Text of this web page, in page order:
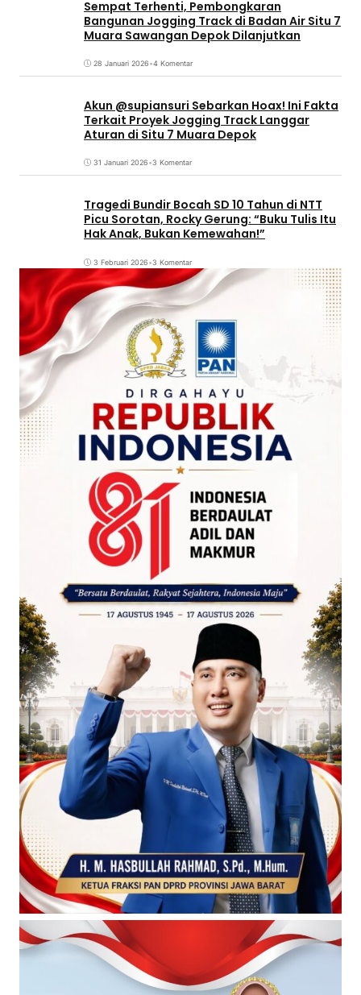
Sempat Terhenti, Pembongkaran
Bangunan Jogging Track di Badan Air Situ 7
Muara Sawangan Depok Dilanjutkan
28 Januari 2026•4 Komentar
Akun @supiansuri Sebarkan Hoax! Ini Fakta
Terkait Proyek Jogging Track Langgar
Aturan di Situ 7 Muara Depok
31 Januari 2026•3 Komentar
Tragedi Bundir Bocah SD 10 Tahun di NTT
Picu Sorotan, Rocky Gerung: “Buku Tulis Itu
Hak Anak, Bukan Kemewahan!”
3 Februari 2026•3 Komentar